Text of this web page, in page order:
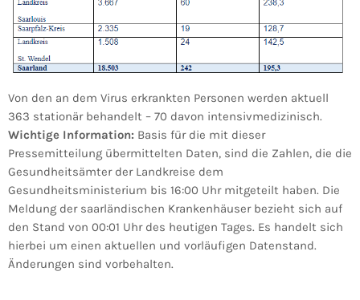
Von den an dem Virus erkrankten Personen werden aktuell
363 stationär behandelt – 70 davon intensivmedizinisch.
Wichtige Information: Basis für die mit dieser
Pressemitteilung übermittelten Daten, sind die Zahlen, die die
Gesundheitsämter der Landkreise dem
Gesundheitsministerium bis 16:00 Uhr mitgeteilt haben. Die
Meldung der saarländischen Krankenhäuser bezieht sich auf
den Stand von 00:01 Uhr des heutigen Tages. Es handelt sich
hierbei um einen aktuellen und vorläufigen Datenstand.
Änderungen sind vorbehalten.